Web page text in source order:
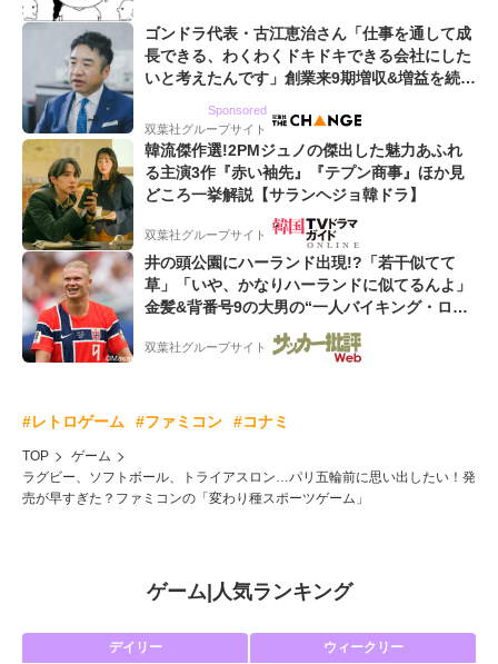
ゴンドラ代表・古江恵治さん「仕事を通して成
長できる、わくわくドキドキできる会社にした
いと考えたんです」創業来9期増収&増益を続け
Sponsored
双葉社グループサイト
韓流傑作選!2PMジュノの傑出した魅力あふれ
る主演3作『赤い袖先』『テプン商事』ほか見
どころ一挙解説【サランヘジョ韓ドラ】
双葉社グループサイト
井の頭公園にハーランド出現!?「若干似てて
草」「いや、かなりハーランドに似てるんよ」
金髪&背番号9の大男の“一人バイキング・ロ
ー”映像が話題!「元気をもらった」
双葉社グループサイト
#レトロゲーム #ファミコン #コナミ
TOP
ゲーム
ラグビー、ソフトボール、トライアスロン…パリ五輪前に思い出したい！発
売が早すぎた？ファミコンの「変わり種スポーツゲーム」
ゲーム| 人気ランキング
デイリー ウィークリー